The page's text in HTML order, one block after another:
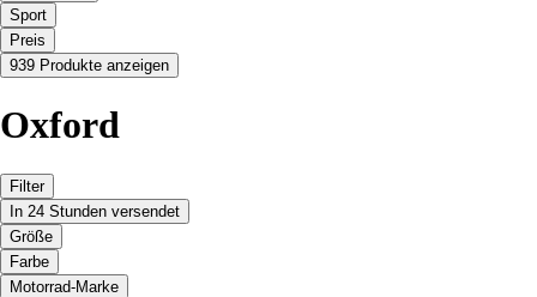
Sport
Preis
939 Produkte anzeigen
Oxford
Filter
In 24 Stunden versendet
Größe
Farbe
Motorrad-Marke